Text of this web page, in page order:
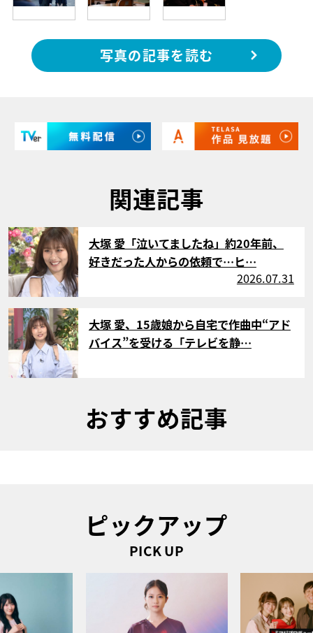
写真の記事を読む
関連記事
サムネイル
大塚 愛「泣いてましたね」約20年前、
好きだった人からの依頼で…ヒ…
2026.07.31
サムネイル
大塚 愛、15歳娘から自宅で作曲中“アド
バイス”を受ける「テレビを静…
おすすめ記事
ピックアップ
PICK UP